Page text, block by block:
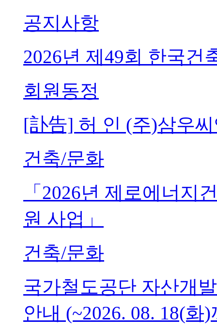
공지사항
2026년 제49회 한국건
회원동정
[訃告] 허 인 (주)삼우
건축/문화
「2026년 제로에너지
원 사업」
건축/문화
국가철도공단 자산개
안내 (~2026. 08. 18(화